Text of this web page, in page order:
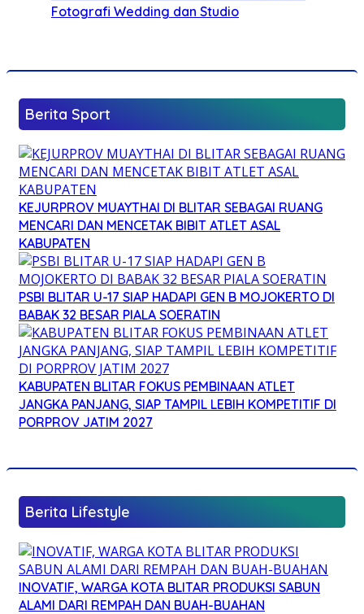
Fotografi Wedding dan Studio
Berita Sport
KEJURPROV MUAYTHAI DI BLITAR SEBAGAI RUANG
MENCARI DAN MENCETAK BIBIT ATLET ASAL
KABUPATEN
PSBI BLITAR U-17 SIAP HADAPI GEN B MOJOKERTO DI
BABAK 32 BESAR PIALA SOERATIN
KABUPATEN BLITAR FOKUS PEMBINAAN ATLET
JANGKA PANJANG, SIAP TAMPIL LEBIH KOMPETITIF DI
PORPROV JATIM 2027
Berita Lifestyle
INOVATIF, WARGA KOTA BLITAR PRODUKSI SABUN
ALAMI DARI REMPAH DAN BUAH-BUAHAN